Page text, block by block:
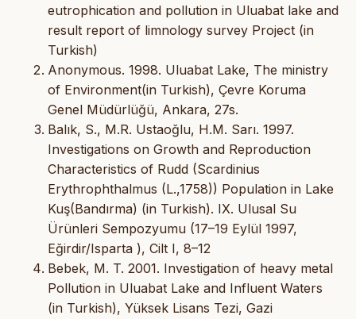
eutrophication and pollution in Uluabat lake and
result report of limnology survey Project (in
Turkish)
Anonymous. 1998. Uluabat Lake, The ministry
of Environment(in Turkish), Çevre Koruma
Genel Müdürlüğü, Ankara, 27s.
Balık, S., M.R. Ustaoğlu, H.M. Sarı. 1997.
Investigations on Growth and Reproduction
Characteristics of Rudd (Scardinius
Erythrophthalmus (L.,1758)) Population in Lake
Kuş(Bandırma) (in Turkish). IX. Ulusal Su
Ürünleri Sempozyumu (17–19 Eylül 1997,
Eğirdir/Isparta ), Cilt I, 8–12
Bebek, M. T. 2001. Investigation of heavy metal
Pollution in Uluabat Lake and Influent Waters
(in Turkish), Yüksek Lisans Tezi, Gazi